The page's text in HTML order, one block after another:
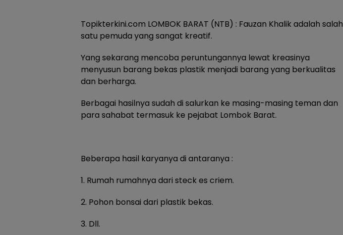
Topikterkini.com LOMBOK BARAT (NTB) : Fauzan Khalik adalah salah
satu pemuda yang sangat kreatif.
Yang sekarang mencoba peruntungannya lewat kreasinya
menyusun barang bekas plastik menjadi barang yang berkualitas
dan berharga.
Berbagai hasilnya sudah di salurkan ke masing-masing teman dan
para sahabat termasuk ke pejabat Lombok Barat.
Beberapa hasil karyanya di antaranya :
1. Rumah rumahnya dari steck es criem.
2. Pohon bonsai dari plastik bekas.
3. Dll.